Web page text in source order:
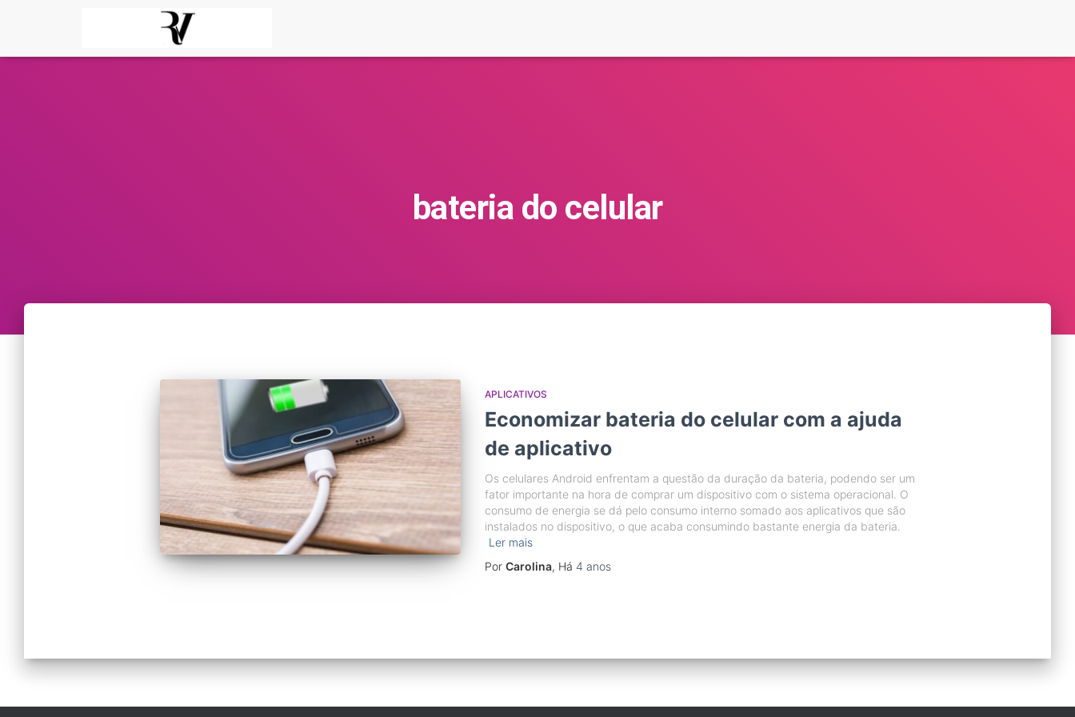
bateria do celular
APLICATIVOS
Economizar bateria do celular com a ajuda
de aplicativo
Os celulares Android enfrentam a questão da duração da bateria, podendo ser um
fator importante na hora de comprar um dispositivo com o sistema operacional. O
consumo de energia se dá pelo consumo interno somado aos aplicativos que são
instalados no dispositivo, o que acaba consumindo bastante energia da bateria.
Ler mais
Por Carolina, Há 4 anos